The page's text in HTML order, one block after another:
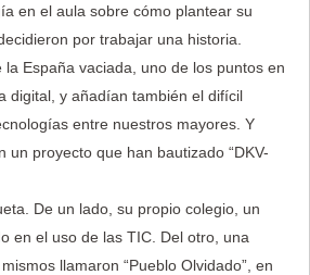
en el aula sobre cómo plantear su
por trabajar una historia.
España vaciada, uno de los puntos en
digital, y añadían también el difícil
entre nuestros mayores. Y
un proyecto que han bautizado “DKV-
De un lado, su propio colegio, un
en el uso de las TIC. Del otro, una
llamaron “Pueblo Olvidado”, en